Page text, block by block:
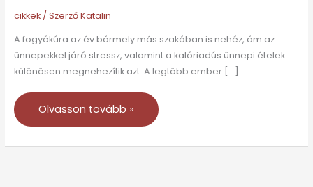
cikkek/ SzerzőKatalin
A fogyókúra az év bármely más szakában is nehéz, ám az
ünnepekkel járó stressz, valamint a kalóriadús ünnepi ételek
különösen megnehezítik azt. A legtöbb ember […]
Olvasson tovább »